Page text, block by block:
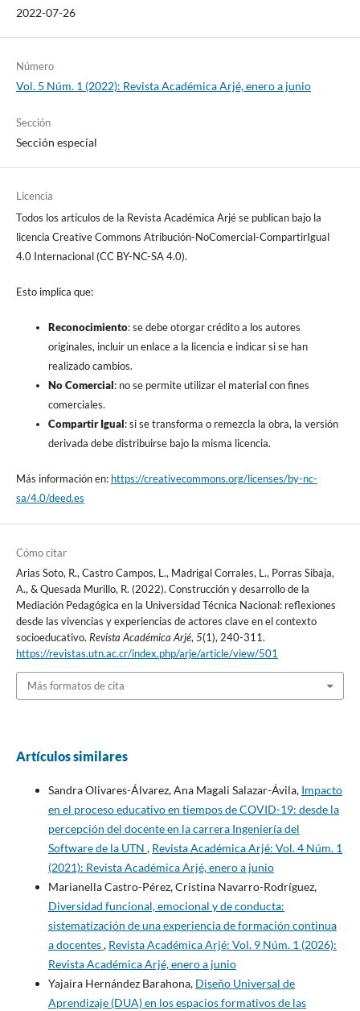
2022-07-26
Número
Vol. 5 Núm. 1 (2022): Revista Académica Arjé, enero a junio
Sección
Sección especial
Licencia
Todos los artículos de la Revista Académica Arjé se publican bajo la
licencia Creative Commons Atribución-NoComercial-CompartirIgual
4.0 Internacional (CC BY-NC-SA 4.0).
Esto implica que:
Reconocimiento: se debe otorgar crédito a los autores
originales, incluir un enlace a la licencia e indicar si se han
realizado cambios.
No Comercial: no se permite utilizar el material con fines
comerciales.
Compartir Igual: si se transforma o remezcla la obra, la versión
derivada debe distribuirse bajo la misma licencia.
Más información en: https://creativecommons.org/licenses/by-nc-
sa/4.0/deed.es
Cómo citar
Arias Soto, R., Castro Campos, L., Madrigal Corrales, L., Porras Sibaja,
A., & Quesada Murillo, R. (2022). Construcción y desarrollo de la
Mediación Pedagógica en la Universidad Técnica Nacional: reflexiones
desde las vivencias y experiencias de actores clave en el contexto
socioeducativo. Revista Académica Arjé, 5(1), 240-311.
https://revistas.utn.ac.cr/index.php/arje/article/view/501
Más formatos de cita
Artículos similares
Sandra Olivares-Álvarez, Ana Magali Salazar-Ávila, Impacto
en el proceso educativo en tiempos de COVID-19: desde la
percepción del docente en la carrera Ingeniería del
Software de la UTN , Revista Académica Arjé: Vol. 4 Núm. 1
(2021): Revista Académica Arjé, enero a junio
Marianella Castro-Pérez, Cristina Navarro-Rodríguez,
Diversidad funcional, emocional y de conducta:
sistematización de una experiencia de formación continua
a docentes, Revista Académica Arjé: Vol. 9 Núm. 1 (2026):
Revista Académica Arjé, enero a junio
Yajaira Hernández Barahona, Diseño Universal de
Aprendizaje (DUA) en los espacios formativos de las